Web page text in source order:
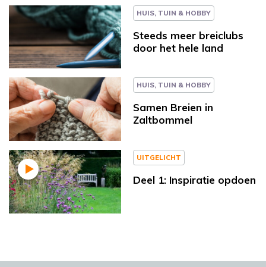
HUIS, TUIN & HOBBY
Steeds meer breiclubs
door het hele land
HUIS, TUIN & HOBBY
Samen Breien in
Zaltbommel
UITGELICHT
Deel 1: Inspiratie opdoen